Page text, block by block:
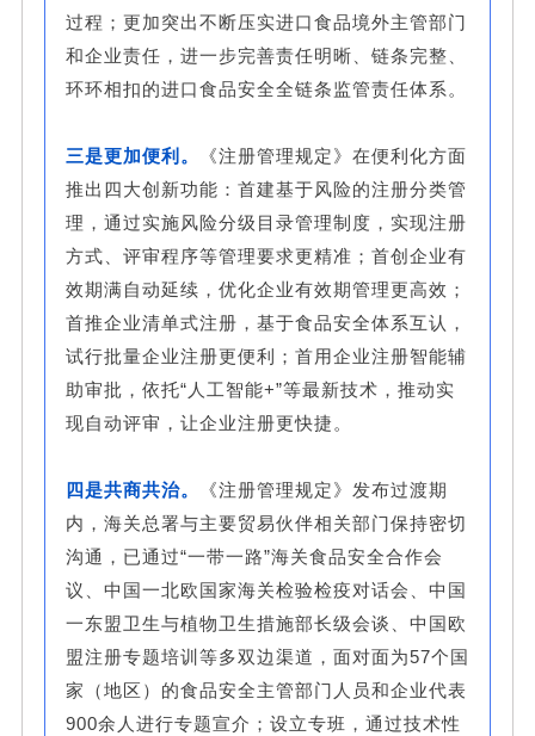
过程；更加突出不断压实进口食品境外主管部门
和企业责任，进一步完善责任明晰、链条完整、
环环相扣的进口食品安全全链条监管责任体系。
三是更加便利。
《注册管理规定》在便利化方面
推出四大创新功能：首建基于风险的注册分类管
理，通过实施风险分级目录管理制度，实现注册
方式、评审程序等管理要求更精准；首创企业有
效期满自动延续，优化企业有效期管理更高效；
首推企业清单式注册，基于食品安全体系互认，
试行批量企业注册更便利；首用企业注册智能辅
助审批，依托“人工智能+”等最新技术，推动实
现自动评审，让企业注册更快捷。
四是共商共治。
《注册管理规定》发布过渡期
内，海关总署与主要贸易伙伴相关部门保持密切
沟通，已通过“一带一路”海关食品安全合作会
议、中国一北欧国家海关检验检疫对话会、中国
一东盟卫生与植物卫生措施部长级会谈、中国欧
盟注册专题培训等多双边渠道，面对面为57个国
家（地区）的食品安全主管部门人员和企业代表
900余人进行专题宣介；设立专班，通过技术性